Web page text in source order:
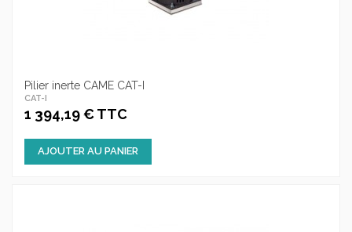
Pilier inerte CAME CAT-I
CAT-I
1 394,19 € TTC
AJOUTER AU PANIER